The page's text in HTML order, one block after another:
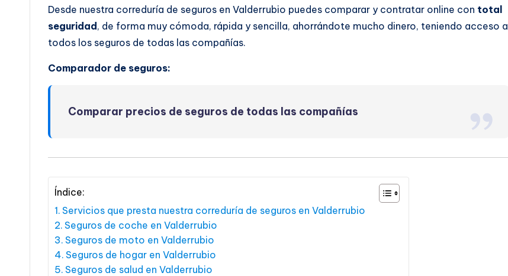
Desde nuestra correduría de seguros en Valderrubio puedes comparar y contratar online con total
seguridad , de forma muy cómoda, rápida y sencilla, ahorrándote mucho dinero, teniendo acceso a
todos los seguros de todas las compañías.
Comparador de seguros:
Comparar precios de seguros de todas las compañías
Índice:
Servicios que presta nuestra correduría de seguros en Valderrubio
Seguros de coche en Valderrubio
Seguros de moto en Valderrubio
Seguros de hogar en Valderrubio
Seguros de salud en Valderrubio